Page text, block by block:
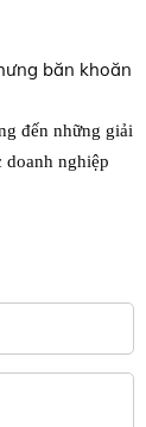
băn khoăn
đến những giải
doanh nghiệp